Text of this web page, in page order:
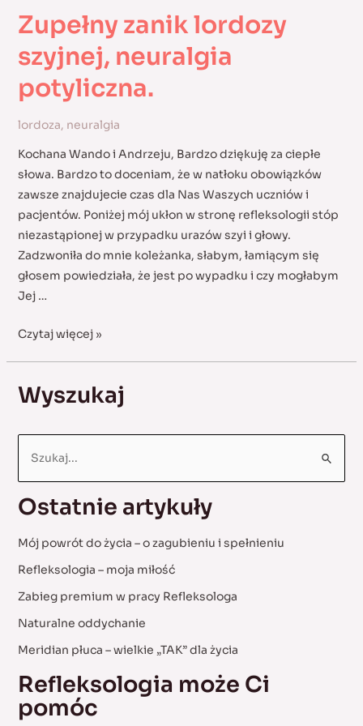
Zupełny zanik lordozy
szyjnej, neuralgia
potyliczna.
lordoza, neuralgia
Kochana Wando i Andrzeju, Bardzo dziękuję za ciepłe
słowa. Bardzo to doceniam, że w natłoku obowiązków
zawsze znajdujecie czas dla Nas Waszych uczniów i
pacjentów. Poniżej mój ukłon w stronę refleksologii stóp
niezastąpionej w przypadku urazów szyi i głowy.
Zadzwoniła do mnie koleżanka, słabym, łamiącym się
głosem powiedziała, że jest po wypadku i czy mogłabym
Jej …
Zupełny
szyjnej,
potyliczna.
Czytaj więcej »
Wyszukaj
r
c
o
r
:
Ostatnie artykuły
Mój powrót do życia – o zagubieniu i spełnieniu
Refleksologia – moja miłość
Zabieg premium w pracy Refleksologa
Naturalne oddychanie
Meridian płuca – wielkie „TAK” dla życia
Refleksologia może Ci
pomóc